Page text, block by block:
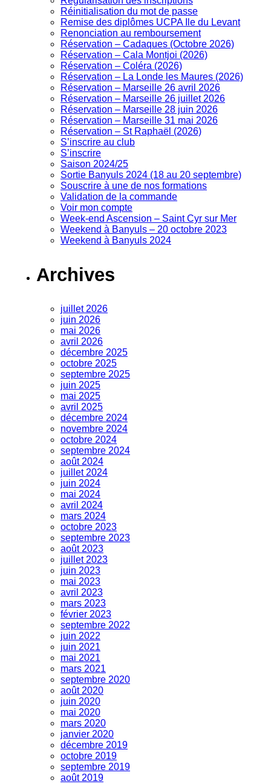
Réinitialisation du mot de passe
Remise des diplômes UCPA Ile du Levant
Renonciation au remboursement
Réservation – Cadaques (Octobre 2026)
Réservation – Cala Montjoi (2026)
Réservation – Coléra (2026)
Réservation – La Londe les Maures (2026)
Réservation – Marseille 26 avril 2026
Réservation – Marseille 26 juillet 2026
Réservation – Marseille 28 juin 2026
Réservation – Marseille 31 mai 2026
Réservation – St Raphaël (2026)
S’inscrire au club
S’inscrire
Saison 2024/25
Sortie Banyuls 2024 (18 au 20 septembre)
Souscrire à une de nos formations
Validation de la commande
Voir mon compte
Week-end Ascension – Saint Cyr sur Mer
Weekend à Banyuls – 20 octobre 2023
Weekend à Banyuls 2024
Archives
juillet 2026
juin 2026
mai 2026
avril 2026
décembre 2025
octobre 2025
septembre 2025
juin 2025
mai 2025
avril 2025
décembre 2024
novembre 2024
octobre 2024
septembre 2024
août 2024
juillet 2024
juin 2024
mai 2024
avril 2024
mars 2024
octobre 2023
septembre 2023
août 2023
juillet 2023
juin 2023
mai 2023
avril 2023
mars 2023
février 2023
septembre 2022
juin 2022
juin 2021
mai 2021
mars 2021
septembre 2020
août 2020
juin 2020
mai 2020
mars 2020
janvier 2020
décembre 2019
octobre 2019
septembre 2019
août 2019